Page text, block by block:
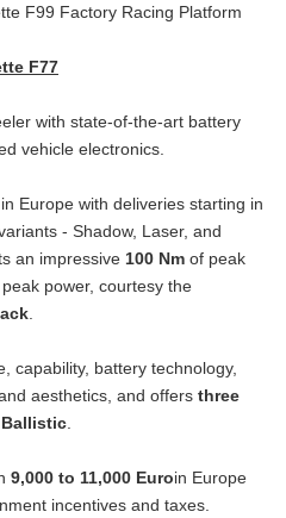
F99 Factory Racing Platform
F77
with state-of-the-art battery
vehicle electronics.
Europe with deliveries starting in
- Shadow, Laser, and
an impressive 100 Nm of peak
power, courtesy the
.
capability, battery technology,
aesthetics, and offers three
Ballistic.
9,000 to 11,000 Euroin Europe
incentives and taxes.